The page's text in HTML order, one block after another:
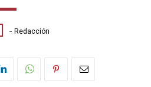
- Redacción